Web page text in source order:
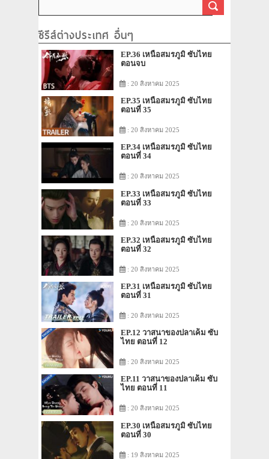
ซีรีส์ต่างประเทศ อื่นๆ
EP.36 เหนือสมรภูมิ ซับไทย
ตอนจบ
: 20 สิงหาคม 2025
EP.35 เหนือสมรภูมิ ซับไทย
ตอนที่ 35
: 20 สิงหาคม 2025
EP.34 เหนือสมรภูมิ ซับไทย
ตอนที่ 34
: 20 สิงหาคม 2025
EP.33 เหนือสมรภูมิ ซับไทย
ตอนที่ 33
: 20 สิงหาคม 2025
EP.32 เหนือสมรภูมิ ซับไทย
ตอนที่ 32
: 20 สิงหาคม 2025
EP.31 เหนือสมรภูมิ ซับไทย
ตอนที่ 31
: 20 สิงหาคม 2025
EP.12 วาสนาของปลาเค็ม ซับ
ไทย ตอนที่ 12
: 20 สิงหาคม 2025
EP.11 วาสนาของปลาเค็ม ซับ
ไทย ตอนที่ 11
: 20 สิงหาคม 2025
EP.30 เหนือสมรภูมิ ซับไทย
ตอนที่ 30
: 19 สิงหาคม 2025